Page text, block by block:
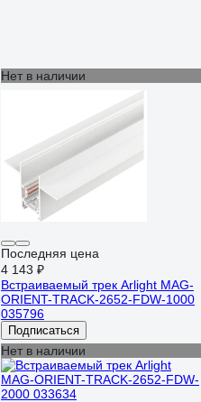
Нет в наличии
Последняя цена
4 143 ₽
Встраиваемый трек Arlight MAG-
ORIENT-TRACK-2652-FDW-1000
035796
Подписаться
Нет в наличии